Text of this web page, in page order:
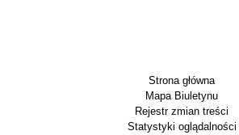
Strona główna
Mapa Biuletynu
Rejestr zmian treści
Statystyki oglądalności